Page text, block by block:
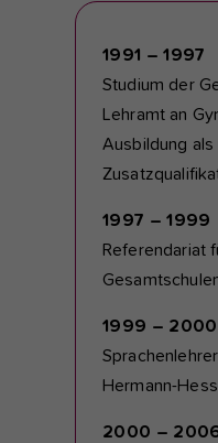
1991 – 1997
Studium der
Lehramt an
Ausbildung
1997 – 1999
Referendariat
1999 – 2000
Hermann-
2000 –